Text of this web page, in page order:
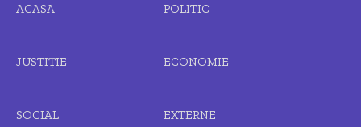
ACASA POLITIC
JUSTIȚIE ECONOMIE
SOCIAL EXTERNE